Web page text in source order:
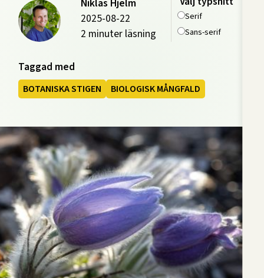
Niklas Hjelm
2025-08-22
2 minuter läsning
Serif
Sans-serif
Taggad med
BOTANISKA STIGEN BIOLOGISK MÅNGFALD